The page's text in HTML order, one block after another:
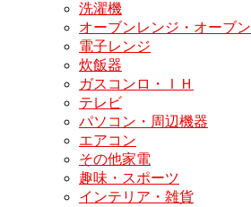
洗濯機
オーブンレンジ・オーブン
電子レンジ
炊飯器
ガスコンロ・ＩＨ
テレビ
パソコン・周辺機器
エアコン
その他家電
趣味・スポーツ
インテリア・雑貨